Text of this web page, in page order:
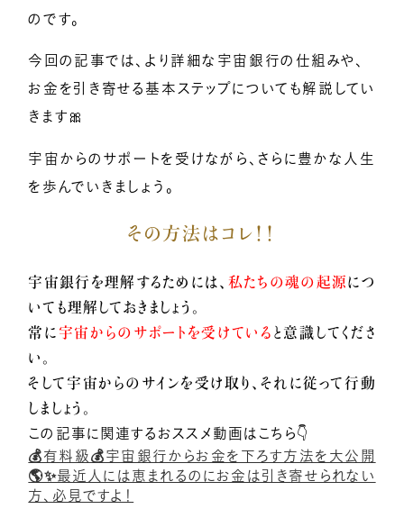
億楽®メソッドとは
億楽®ストーリー
講座卒業生の喜びの声
のです。
今回の記事では、より詳細な宇宙銀行の仕組みや、
お金を引き寄せる基本ステップについても解説してい
きます🎀
宇宙からのサポートを受けながら、さらに豊かな人生
を歩んでいきましょう。
その方法はコレ！！
宇宙銀行を理解するためには、 私たちの魂の起源につ
いても理解しておきましょう。
常に 宇宙からのサポートを受けている と意識してくださ
い。
そして宇宙からのサインを受け取り、それに従って行動
しましょう。
この記事に関連するおススメ動画はこちら👇
💰有料級💰宇宙銀行からお金を下ろす方法を大公開
🌎✨最近人には恵まれるのにお金は引き寄せられない
方、必見ですよ！